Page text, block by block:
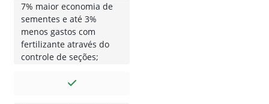
7% maior economia de
sementes e até 3%
menos gastos com
fertilizante através do
controle de seções;